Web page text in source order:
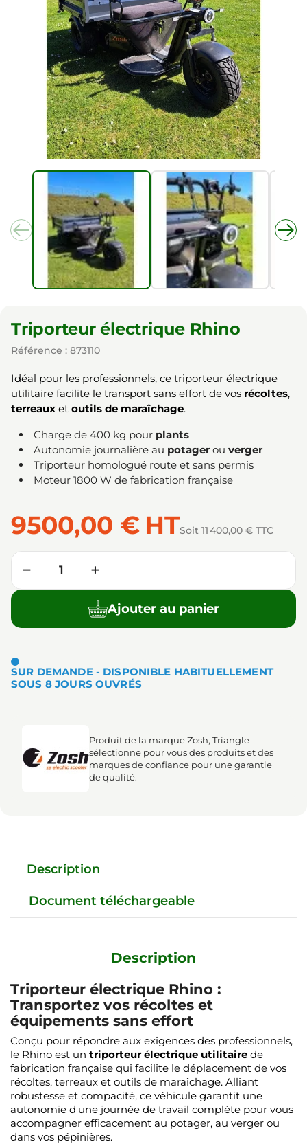
Triporteur électrique Rhino
Référence : 873110
Idéal pour les professionnels, ce triporteur électrique
utilitaire facilite le transport sans effort de vos récoltes,
terreaux et outils de maraîchage.
Charge de 400 kg pour plants
Autonomie journalière au potager ou verger
Triporteur homologué route et sans permis
Moteur 1800 W de fabrication française
9500,00 € HTSoit 11 400,00 € TTC
Quantité
− +
Ajouter au panier
SUR DEMANDE - DISPONIBLE HABITUELLEMENT
SOUS 8 JOURS OUVRÉS
Produit de la marque Zosh, Triangle
sélectionne pour vous des produits et des
marques de confiance pour une garantie
de qualité.
Description
Document téléchargeable
Description
Triporteur électrique Rhino :
Transportez vos récoltes et
équipements sans effort
Conçu pour répondre aux exigences des professionnels,
le Rhino est un triporteur électrique utilitaire de
fabrication française qui facilite le déplacement de vos
récoltes, terreaux et outils de maraîchage. Alliant
robustesse et compacité, ce véhicule garantit une
autonomie d'une journée de travail complète pour vous
accompagner efficacement au potager, au verger ou
dans vos pépinières.